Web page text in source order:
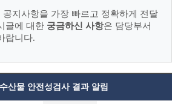
공지사항을 가장 빠르고 정확하게 전달
글에 대한 궁금하신 사항은 담당부서
랍니다.
산물 안전성검사 결과 알림